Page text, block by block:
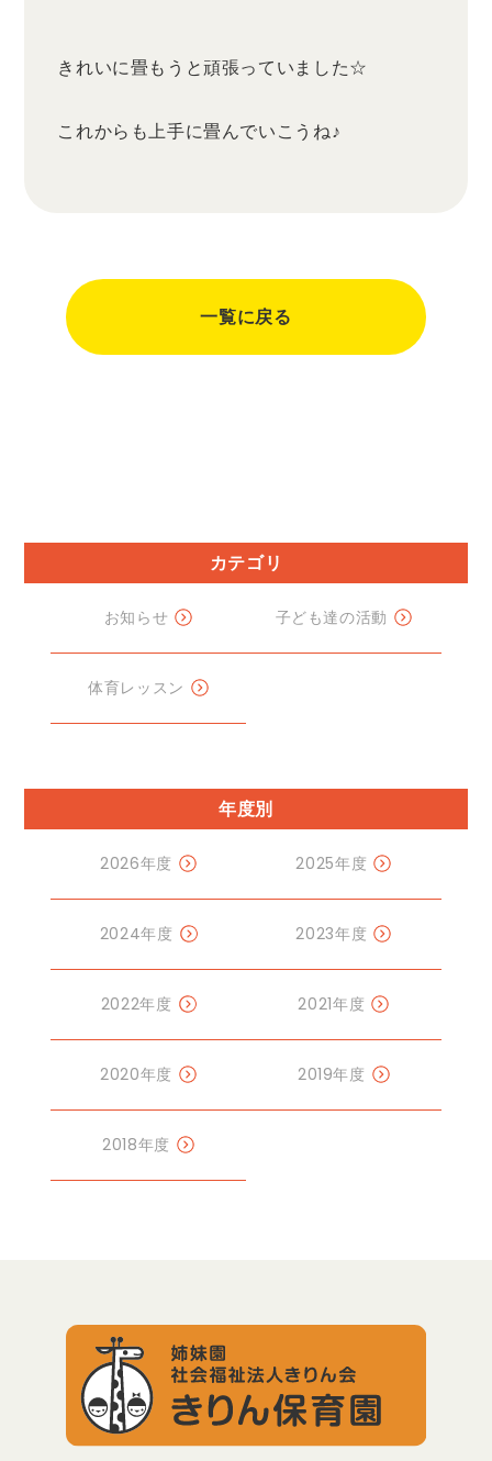
カテゴリ
お知らせ 子ども達の活動
体育レッスン
年度別
2026年度 2025年度
2024年度 2023年度
2022年度 2021年度
2020年度 2019年度
2018年度
きれいに畳もうと頑張っていました☆
これからも上手に畳んでいこうね♪
一覧に戻る